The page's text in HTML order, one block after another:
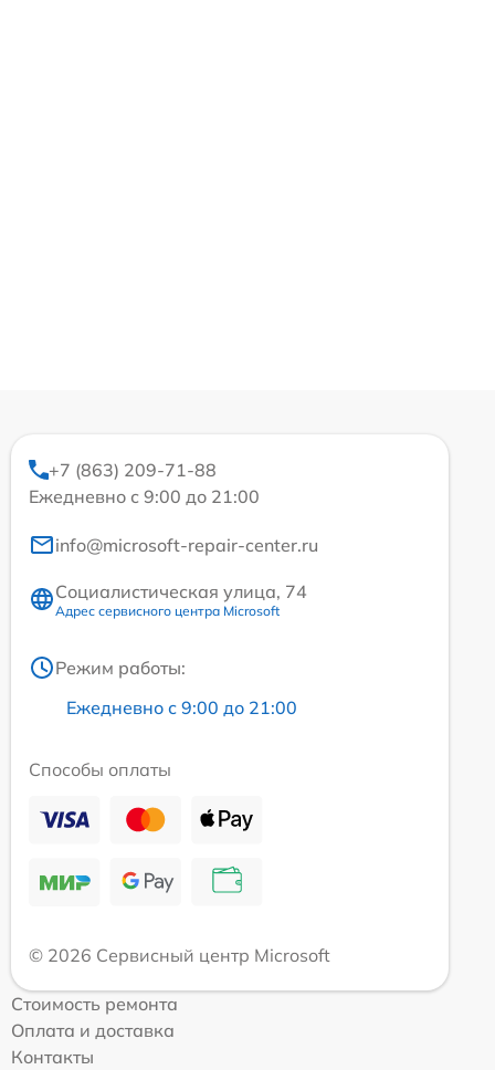
+7 (863) 209-71-88
Ежедневно с 9:00 до 21:00
info@microsoft-repair-center.ru
Социалистическая улица, 74
Адрес сервисного центра Microsoft
Режим работы:
Ежедневно с 9:00 до 21:00
Способы оплаты
© 2026 Сервисный центр Microsoft
Стоимость ремонта
Оплата и доставка
Контакты